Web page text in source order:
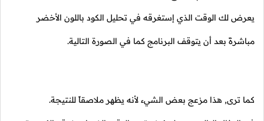
يعرض لك الوقت الذي إستغرقه في تحليل الكود باللون الأخضر
مباشرةً بعد أن يتوقف البرنامج كما في الصورة التالية.
كما ترى, هذا مزعج بعض الشيء لأنه يظهر ملاصقاً للنتيجة.